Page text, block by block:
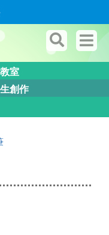
室
創作